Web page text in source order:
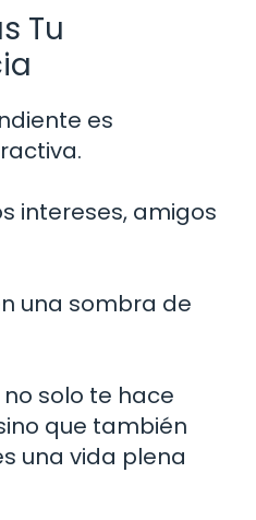
Tu
es
intereses, amigos
una sombra de
solo te hace
que también
una vida plena